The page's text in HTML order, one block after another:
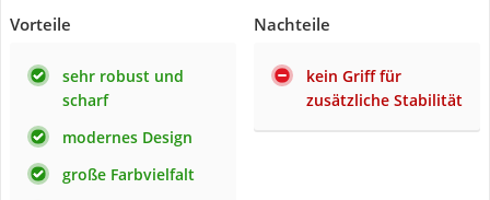
Vorteile
sehr robust und
scharf
modernes Design
große Farbvielfalt
Nachteile
kein Griff für
zusätzliche Stabilität